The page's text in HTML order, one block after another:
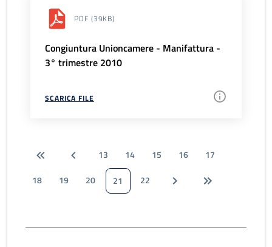
PDF (39KB)
Congiuntura Unioncamere - Manifattura -
3° trimestre 2010
SCARICA FILE
13 14 15 16
17
18
19 20 21 22